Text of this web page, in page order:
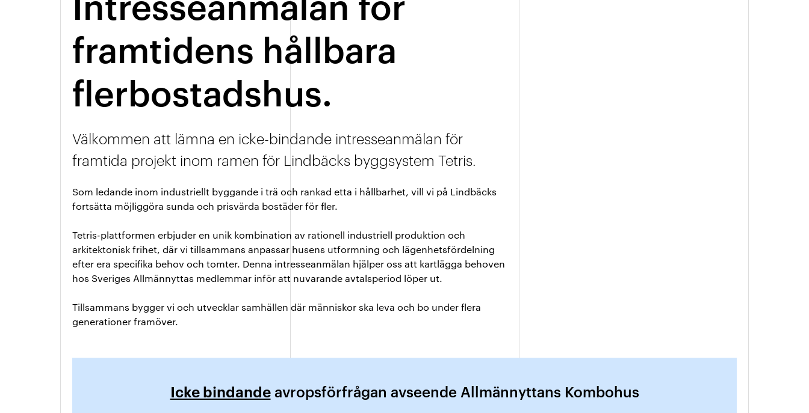
framtidens hållbara
flerbostadshus.
Välkommen att lämna en icke-bindande intresseanmälan för
framtida projekt inom ramen för Lindbäcks byggsystem Tetris.
Som ledande inom industriellt byggande i trä och rankad etta i hållbarhet, vill vi på Lindbäcks
fortsätta möjliggöra sunda och prisvärda bostäder för fler.
Tetris-plattformen erbjuder en unik kombination av rationell industriell produktion och
arkitektonisk frihet, där vi tillsammans anpassar husens utformning och lägenhetsfördelning
efter era specifika behov och tomter. Denna intresseanmälan hjälper oss att kartlägga behoven
hos Sveriges Allmännyttas medlemmar inför att nuvarande avtalsperiod löper ut.
Tillsammans bygger vi och utvecklar samhällen där människor ska leva och bo under flera
generationer framöver.
Icke bindandeavropsförfrågan avseende Allmännyttans Kombohus